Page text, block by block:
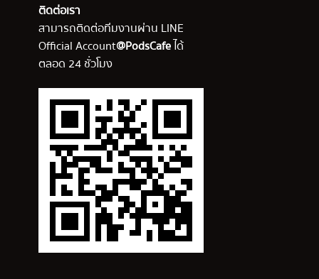
ติดต่อเรา
สามารถติดต่อทีมงานผ่าน LINE
Official Account@PodsCafeได้
ตลอด 24 ชั่วโมง